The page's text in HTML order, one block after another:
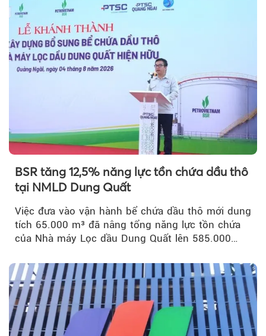
BSR tăng 12,5% năng lực tồn chứa dầu thô
tại NMLD Dung Quất
Việc đưa vào vận hành bể chứa dầu thô mới dung
tích 65.000 m³ đã nâng tổng năng lực tồn chứa
của Nhà máy Lọc dầu Dung Quất lên 585.000